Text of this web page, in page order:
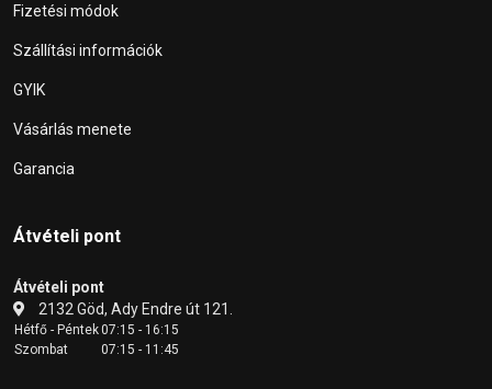
Fizetési módok
Szállítási információk
GYIK
Vásárlás menete
Garancia
Átvételi pont
Átvételi pont
2132 Göd, Ady Endre út 121.
Hétfő - Péntek07:15 - 16:15
Szombat
07:15 - 11:45